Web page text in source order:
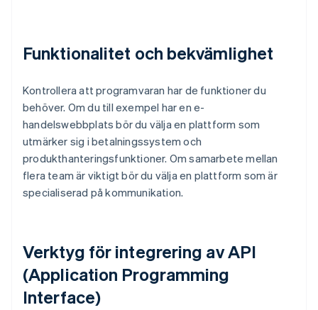
Funktionalitet och bekvämlighet
Kontrollera att programvaran har de funktioner du
behöver. Om du till exempel har en e-
handelswebbplats bör du välja en plattform som
utmärker sig i betalningssystem och
produkthanteringsfunktioner. Om samarbete mellan
flera team är viktigt bör du välja en plattform som är
specialiserad på kommunikation.
Verktyg för integrering av API
(Application Programming
Interface)